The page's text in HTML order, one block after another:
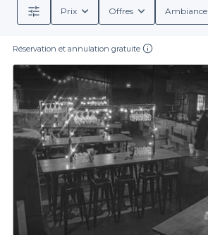
Prix Offres Ambiance
Réservation et annulation gratuite